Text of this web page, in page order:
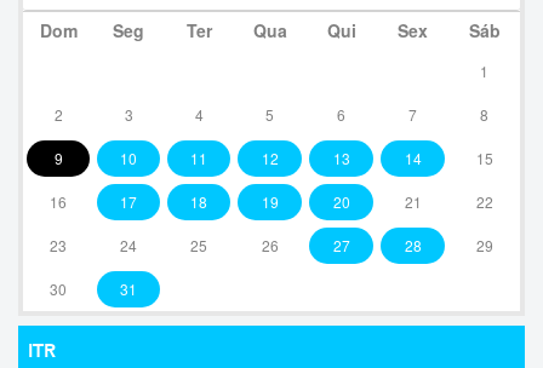
Dom Seg Ter Qua Qui Sex Sáb
1
2 3 4 5 6 7 8
9 10 11 12 13 14 15
16 17 18 19 20 21 22
23 24 25 26 27 28 29
30 31
ITR